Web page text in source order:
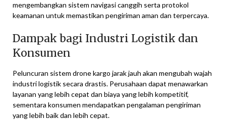
mengembangkan sistem navigasi canggih serta protokol
keamanan untuk memastikan pengiriman aman dan terpercaya.
Dampak bagi Industri Logistik dan
Konsumen
Peluncuran sistem drone kargo jarak jauh akan mengubah wajah
industri logistik secara drastis. Perusahaan dapat menawarkan
layanan yang lebih cepat dan biaya yang lebih kompetitif,
sementara konsumen mendapatkan pengalaman pengiriman
yang lebih baik dan lebih cepat.